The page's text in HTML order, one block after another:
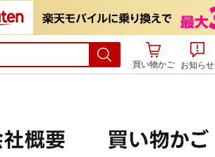
買い物かご お知らせ